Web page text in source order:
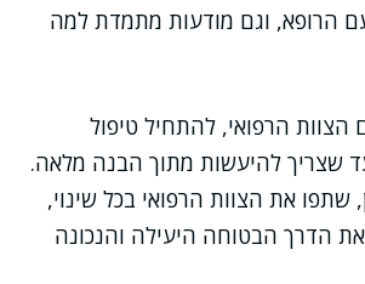
הרופא, וגם מודעות מתמדת למה
הרפואי, להתחיל טיפול
שצריך להיעשות מתוך הבנה מלאה.
שתפו את הצוות הרפואי בכל שינוי,
את הדרך הבטוחה היעילה והנכונה